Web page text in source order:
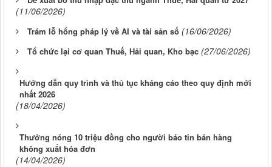
(11/06/2026)
Trám lỗ hổng pháp lý về AI và tài sản số (16/06/2026)
Tổ chức lại cơ quan Thuế, Hải quan, Kho bạc (27/06/2026)
Hướng dẫn quy trình và thủ tục kháng cáo theo quy định mới
nhất 2026
(18/04/2026)
Thưởng nóng 10 triệu đồng cho người báo tin bán hàng
không xuất hóa đơn
(14/04/2026)